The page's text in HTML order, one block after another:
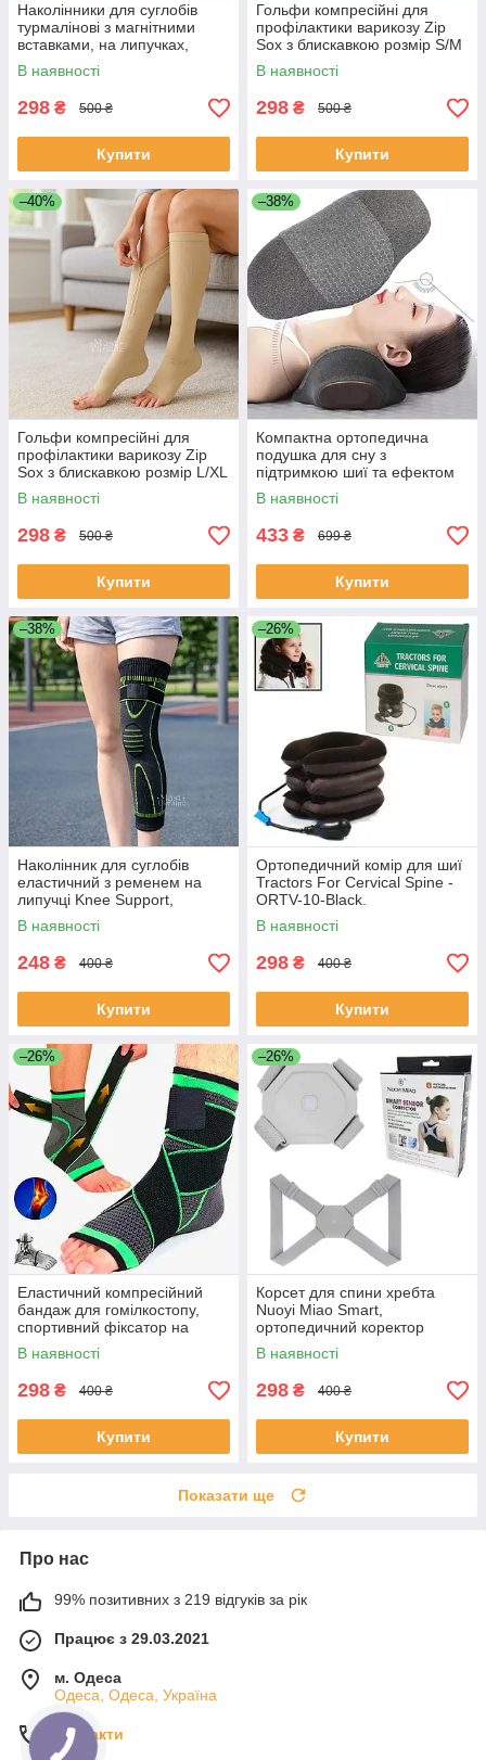
Наколінники для суглобів
турмалінові з магнітними
вставками, на липучках,
універсальний розмір 2 шт
Чорні XL-332
В наявності
298 ₴ 500 ₴
Купити
Гольфи компресійні для
профілактики варикозу Zip
Sox з блискавкою розмір S/M
2 шт Бежевий, LY-105-S/M-
Beige
В наявності
298 ₴ 500 ₴
Купити
–40%
Гольфи компресійні для
профілактики варикозу Zip
Sox з блискавкою розмір L/XL
2 шт Бежевий, LY-105-L/XL-
Beige
В наявності
298 ₴ 500 ₴
Купити
–38%
Компактна ортопедична
подушка для cну з
підтримкою шиї та ефектом
пам' яті Сіра LY-91
В наявності
433 ₴ 699 ₴
Купити
–38%
Наколінник для суглобів
еластичний з ременем на
липучці Knee Support,
спортивний бандаж фіксатор
колінного суглоба, SH-2028
В наявності
248 ₴ 400 ₴
Купити
–26%
Ортопедичний комір для шиї
Tractors For Cervical Spine -
ORTV-10-Black.
В наявності
298 ₴ 400 ₴
Купити
–26%
Еластичний компресійний
бандаж для гомілкостопу,
спортивний фіксатор на
гомілкостоп Сірий с зеленим
SU-01267
В наявності
298 ₴ 400 ₴
Купити
–26%
Корсет для спини хребта
Nuoyi Miao Smart,
ортопедичний коректор
постави — K-49, сірий
В наявності
298 ₴ 400 ₴
Купити
Показати ще
Про нас
99% позитивних з 219 відгуків за рік
Працює з 29.03.2021
м. Одеса
Одеса, Одеса, Україна
Контакти